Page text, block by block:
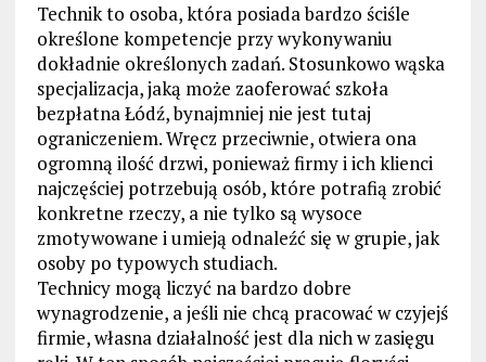
Technik to osoba, która posiada bardzo ściśle
określone kompetencje przy wykonywaniu
dokładnie określonych zadań. Stosunkowo wąska
specjalizacja, jaką może zaoferować szkoła
bezpłatna Łódź, bynajmniej nie jest tutaj
ograniczeniem. Wręcz przeciwnie, otwiera ona
ogromną ilość drzwi, ponieważ firmy i ich klienci
najczęściej potrzebują osób, które potrafią zrobić
konkretne rzeczy, a nie tylko są wysoce
zmotywowane i umieją odnaleźć się w grupie, jak
osoby po typowych studiach.
Technicy mogą liczyć na bardzo dobre
wynagrodzenie, a jeśli nie chcą pracować w czyjejś
firmie, własna działalność jest dla nich w zasięgu